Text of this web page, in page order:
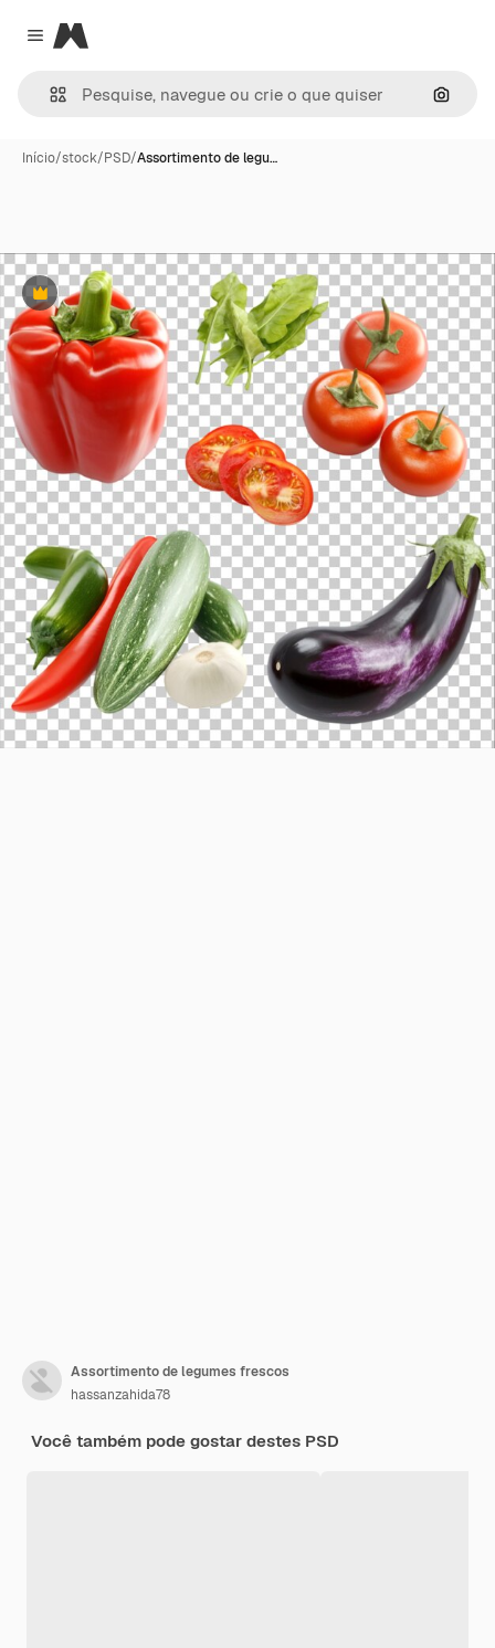
Close menu
Magnific
Início/stock/PSD/Assortimento de legu…
Premium
Assortimento de legumes frescos
hassanzahida78
Você também pode gostar destes PSD